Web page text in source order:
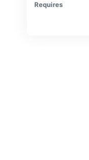
Requires